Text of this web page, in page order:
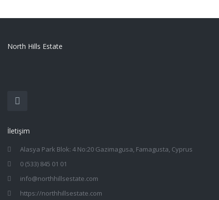
North Hills Estate
İletişim
Alasya Park Blok: 4 No:20 Gazimagusa, Famagusta, Cyprus
0 (533) 845 01 01
info@northhillsestate.com
https://northhillsestate.com